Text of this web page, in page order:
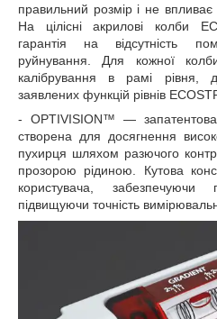
правильний розмір і не впливає
На цілісні акрилові колби
гарантія на відсутність
руйнування. Для кожної
калібрування в рамі рівня,
заявлених функцій рівнів
- OPTIVISION™ —
створена для досягнення
пухирця шляхом разючого
прозорою рідиною. Кутова
користувача, забезпечуючи
підвищуючи точність